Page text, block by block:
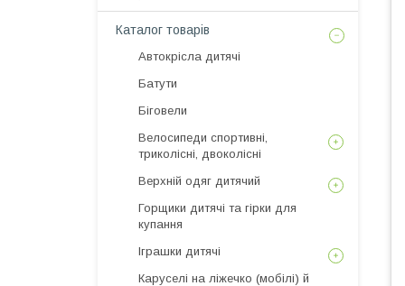
Каталог товарів
Автокрісла дитячі
Батути
Біговели
Велосипеди спортивні,
триколісні, двоколісні
Верхній одяг дитячий
Горщики дитячі та гірки для
купання
Іграшки дитячі
Каруселі на ліжечко (мобілі) й